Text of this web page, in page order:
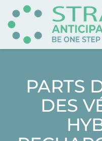
PARTS
DES